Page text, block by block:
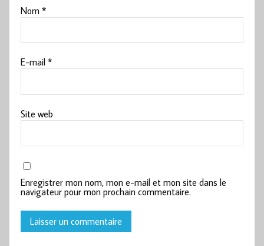
Nom*
E-mail*
Site web
Enregistrer mon nom, mon e-mail et mon site dans le
navigateur pour mon prochain commentaire.